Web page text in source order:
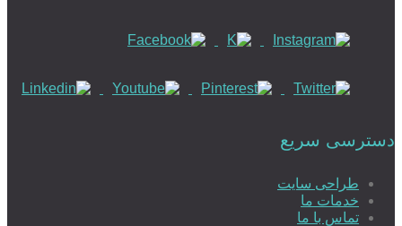
دسترسی سریع
طراحی سایت
خدمات ما
تماس با ما